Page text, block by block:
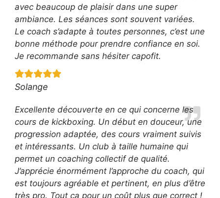
avec beaucoup de plaisir dans une super
ambiance. Les séances sont souvent variées.
Le coach s’adapte à toutes personnes, c’est une
bonne méthode pour prendre confiance en soi.
Je recommande sans hésiter capofit.
Solange
Excellente découverte en ce qui concerne les
cours de kickboxing. Un début en douceur, une
progression adaptée, des cours vraiment suivis
et intéressants. Un club à taille humaine qui
permet un coaching collectif de qualité.
J’apprécie énormément l’approche du coach, qui
est toujours agréable et pertinent, en plus d’être
très pro. Tout ça pour un coût plus que correct !